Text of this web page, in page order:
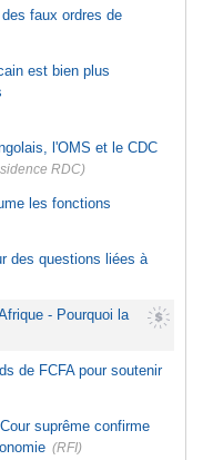
pasfaux ordres de
est bien plus
l'OMS et le CDC
RDC)
les fonctions
des questions liées à
- Pourquoi la
de FCFA pour soutenir
suprême confirme
(RFI)